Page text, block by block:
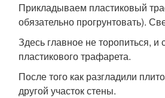
Прикладываем пластиковый
обязательно прогрунтовать).
Здесь главное не торопиться,
пластикового трафарета.
После того как разгладили
другой участок стены.